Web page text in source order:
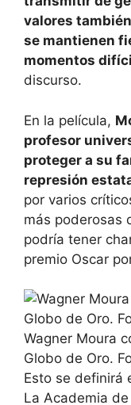
valores
se mantienen
momentos
discurso.
En la película,
profesor
proteger a su
represión
por varios
más poderosas
podría tener
premio Oscar
Wagner Moura
Globo de Oro.
Esto se definirá
La Academia